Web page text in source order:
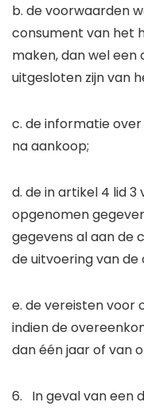
b. de voorwaarden
consument van het
maken, dan wel een
uitgesloten zijn van
c. de informatie
na aankoop;
d. de in artikel 4 lid
opgenomen
gegevens al aan de
de uitvoering van
e. de vereisten voor
indien de
dan één jaar of van
6. In geval van een